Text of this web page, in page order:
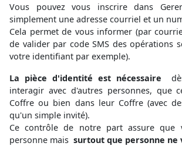
Vous pouvez vous inscrire dans
simplement une adresse courriel et un
Cela permet de vous informer (par
de valider par code SMS des opérations
votre identifiant par exemple).
La pièce d'identité est nécessaire
interagir avec d'autres personnes, que
Coffre ou bien dans leur Coffre (avec
qu'un simple invité).
Ce contrôle de notre part assure que
personne mais surtout que personne ne